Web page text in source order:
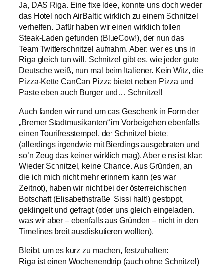
Ja, DAS Riga. Eine fixe Idee, konnte uns doch weder
das Hotel noch AirBaltic wirklich zu einem Schnitzel
verhelfen. Dafür haben wir einen wirklich tollen
Steak-Laden gefunden (BlueCow!), der nun das
Team Twitterschnitzel aufnahm. Aber: wer es uns in
Riga gleich tun will, Schnitzel gibt es, wie jeder gute
Deutsche weiß, nun mal beim Italiener. Kein Witz, die
Pizza-Kette CanCan Pizza bietet neben Pizza und
Paste eben auch Burger und… Schnitzel!
Auch fanden wir rund um das Geschenk in Form der
„Bremer Stadtmusikanten“ im Vorbeigehen ebenfalls
einen Tourifresstempel, der Schnitzel bietet
(allerdings irgendwie mit Bierdings ausgebraten und
so’n Zeug das keiner wirklich mag). Aber eins ist klar:
Wieder Schnitzel, keine Chance. Aus Gründen, an
die ich mich nicht mehr erinnern kann (es war
Zeitnot), haben wir nicht bei der österreichischen
Botschaft (Elisabethstraße, Sissi halt!) gestoppt,
geklingelt und gefragt (oder uns gleich eingeladen,
was wir aber – ebenfalls aus Gründen – nicht in den
Timelines breit ausdiskutieren wollten).
Bleibt, um es kurz zu machen, festzuhalten:
Riga ist einen Wochenendtrip (auch ohne Schnitzel)